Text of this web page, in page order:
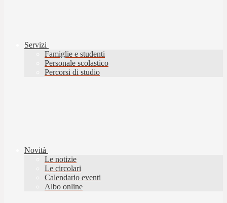
Servizi
Famiglie e studenti
Personale scolastico
Percorsi di studio
Novità
Le notizie
Le circolari
Calendario eventi
Albo online